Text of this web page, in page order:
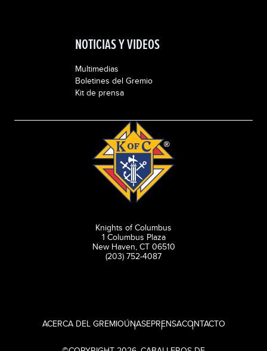
NOTICIAS Y VIDEOS
Multimedias
Boletines del Gremio
Kit de prensa
Knights of Columbus
1 Columbus Plaza
New Haven, CT 06510
(203) 752-4087
ACERCA DEL GREMIOÚNASEPRENSACONTACTO